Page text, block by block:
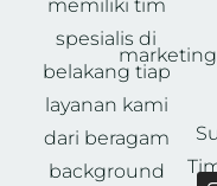
memiliki tim
spesialis di
belakang tiap
layanan kami
dari beragam
background